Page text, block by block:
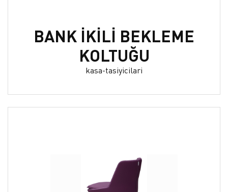
BANK İKİLİ BEKLEME
KOLTUĞU
kasa-tasiyicilari